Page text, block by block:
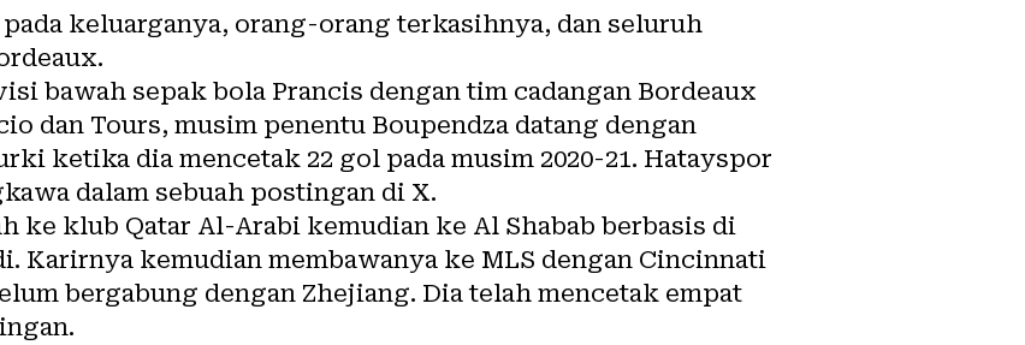
keluarganya, orang-orang terkasihnya, dan seluruh
bawah sepak bola Prancis dengan tim cadangan Bordeaux
dan Tours, musim penentu Boupendza datang dengan
ketika dia mencetak 22 gol pada musim 2020-21. Hatayspor
dalam sebuah postingan di X.
ke klub Qatar Al-Arabi kemudian ke Al Shabab berbasis di
Karirnya kemudian membawanya ke MLS dengan Cincinnati
bergabung dengan Zhejiang. Dia telah mencetak empat